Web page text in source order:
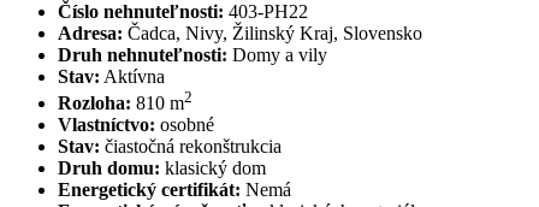
Číslo nehnuteľnosti: 403-PH22
Adresa: Čadca, Nivy, Žilinský Kraj, Slovensko
Druh nehnuteľnosti: Domy a vily
Stav: Aktívna
Rozloha: 810 m2
Vlastníctvo: osobné
Stav: čiastočná rekonštrukcia
Druh domu: klasický dom
Energetický certifikát: Nemá